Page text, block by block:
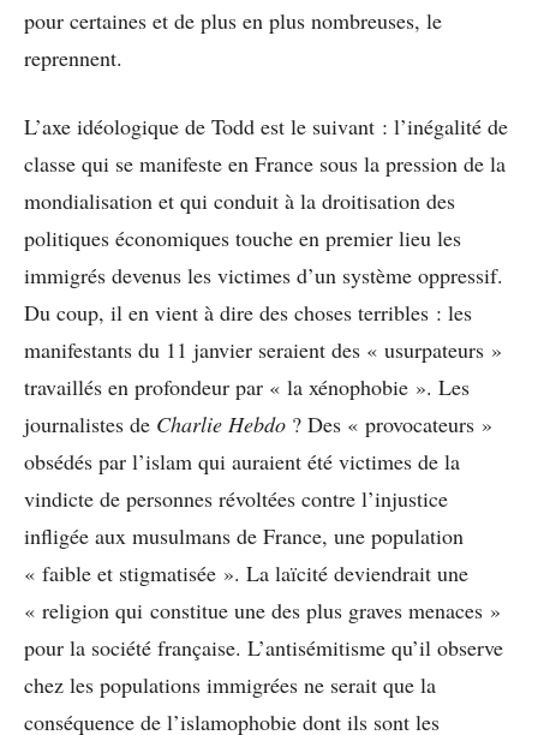
pour certaines et de plus en plus nombreuses, le
reprennent.
L’axe idéologique de Todd est le suivant : l’inégalité de
classe qui se manifeste en France sous la pression de la
mondialisation et qui conduit à la droitisation des
politiques économiques touche en premier lieu les
immigrés devenus les victimes d’un système oppressif.
Du coup, il en vient à dire des choses terribles : les
manifestants du 11 janvier seraient des « usurpateurs »
travaillés en profondeur par « la xénophobie ». Les
journalistes de Charlie Hebdo ? Des « provocateurs »
obsédés par l’islam qui auraient été victimes de la
vindicte de personnes révoltées contre l’injustice
infligée aux musulmans de France, une population
« faible et stigmatisée ». La laïcité deviendrait une
« religion qui constitue une des plus graves menaces »
pour la société française. L’antisémitisme qu’il observe
chez les populations immigrées ne serait que la
conséquence de l’islamophobie dont ils sont les